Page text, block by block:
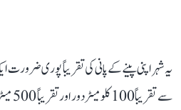
یہ شہر اپنی پینے کے پانی کی تقریباً پوری